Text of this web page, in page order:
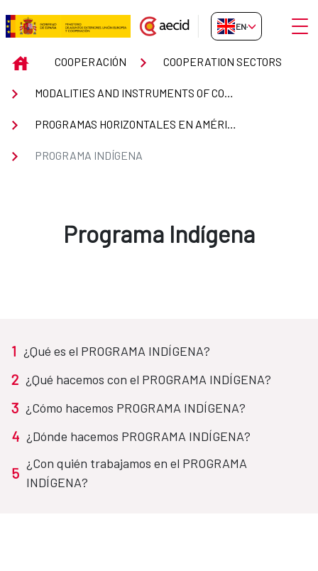
Skip to Main Content
Programa Indígena
EN-GB
INICIOCOOPERACIÓN COOPERATION SECTORS
MODALITIES AND INSTRUMENTS OF COOPERATION
PROGRAMAS HORIZONTALES EN AMÉRICA LATINA Y EL CARIBE
PROGRAMA INDÍGENA
Programa Indígena
1 ¿Qué es el PROGRAMA INDÍGENA?
2 ¿Qué hacemos con el PROGRAMA INDÍGENA?​
3 ¿Cómo hacemos PROGRAMA INDÍGENA?
4 ¿Dónde hacemos PROGRAMA INDÍGENA?
5
¿Con quién trabajamos en el PROGRAMA
INDÍGENA?